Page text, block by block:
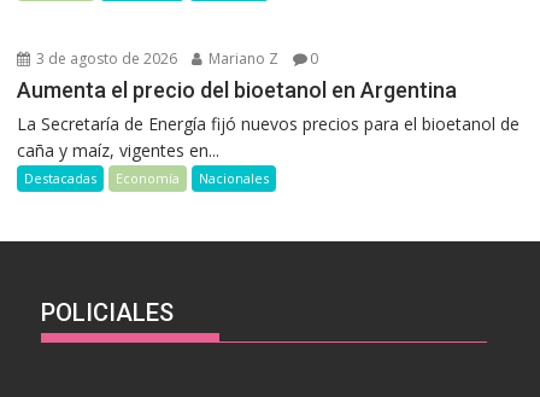
3 de agosto de 2026 Mariano Z 0
Aumenta el precio del bioetanol en Argentina
La Secretaría de Energía fijó nuevos precios para el bioetanol de
caña y maíz, vigentes en...
Destacadas Economía Nacionales
POLICIALES